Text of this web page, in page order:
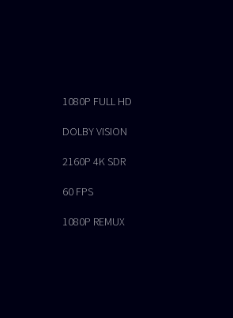
1080P FULL HD
DOLBY VISION
2160P 4K SDR
60 FPS
1080P REMUX